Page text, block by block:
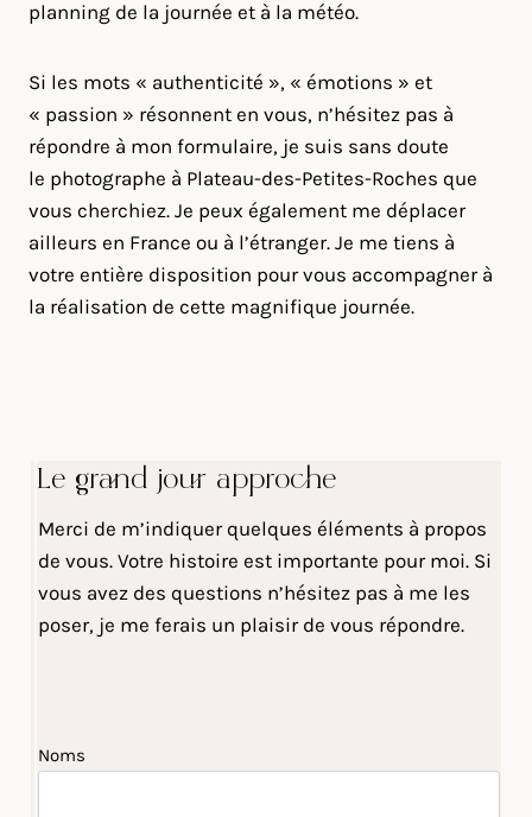
planning de la journée et à la météo.
Si les mots « authenticité », « émotions » et
« passion » résonnent en vous, n’hésitez pas à
répondre à mon formulaire, je suis sans doute
le photographe à Plateau-des-Petites-Roches que
vous cherchiez. Je peux également me déplacer
ailleurs en France ou à l’étranger. Je me tiens à
votre entière disposition pour vous accompagner à
la réalisation de cette magnifique journée.
Le grand jour approche
Merci de m’indiquer quelques éléments à propos
de vous. Votre histoire est importante pour moi. Si
vous avez des questions n’hésitez pas à me les
poser, je me ferais un plaisir de vous répondre.
Noms